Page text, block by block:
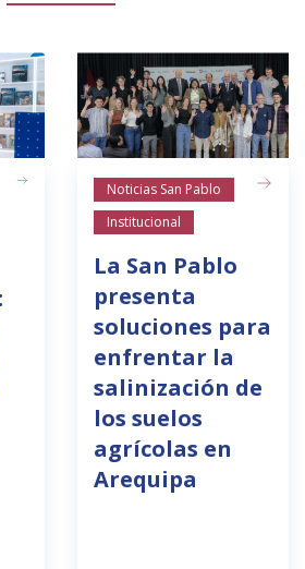
Noticias San Pablo
Institucional
La San Pablo
presenta
soluciones para
enfrentar la
salinización de
los suelos
agrícolas en
Arequipa